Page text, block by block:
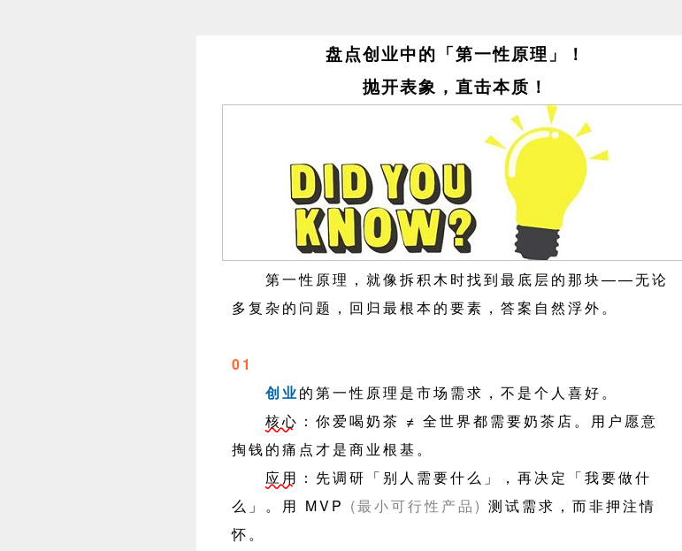
盘点创业中的「第一性原理」！
抛开表象，直击本质！
第一性原理，就像拆积木时找到最底层的那块——无论
多复杂的问题，回归最根本的要素，答案自然浮外。
01
创业的第一性原理是市场需求，不是个人喜好。
核心 ：你爱喝奶茶 ≠ 全世界都需要奶茶店。用户愿意
掏钱的痛点才是商业根基。
应用 ：先调研「别人需要什么」，再决定「我要做什
么」。用 MVP (最小可行性产品) 测试需求，而非押注情
怀。